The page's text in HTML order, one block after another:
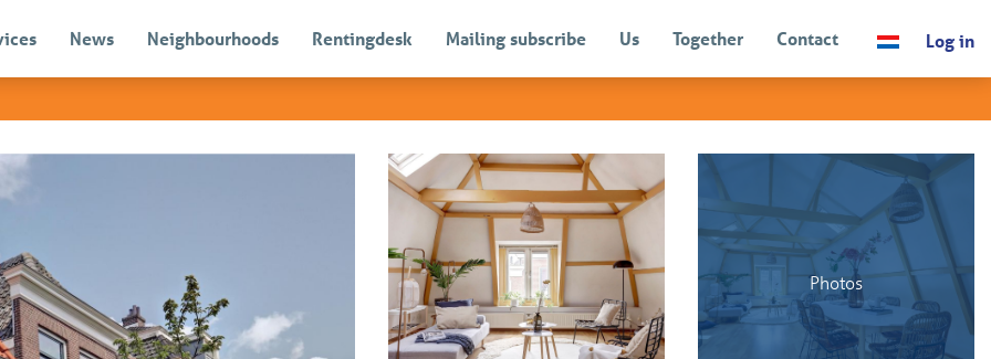
News Neighbourhoods Rentingdesk Mailing subscribe Us Together Contact Log in
BACK
Sold
Photos